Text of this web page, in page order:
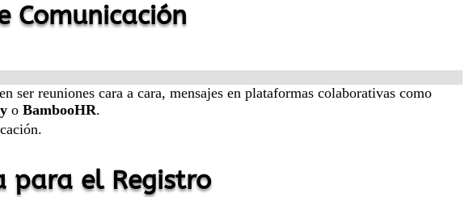
Comunicación
ser reuniones cara a cara, mensajes en plataformas colaborativas como
o BambooHR.
para el Registro